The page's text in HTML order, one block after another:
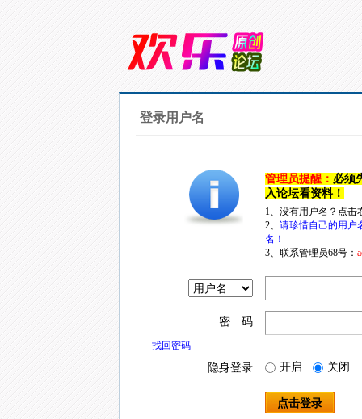
登录用户名
管理员提醒： 必须
入论坛看资料！
1、没有用户名？点
2、 请珍惜自己的用户
名！
3、联系管理员68号：
密 码
找回密码
隐身登录 开启 关闭
点击登录